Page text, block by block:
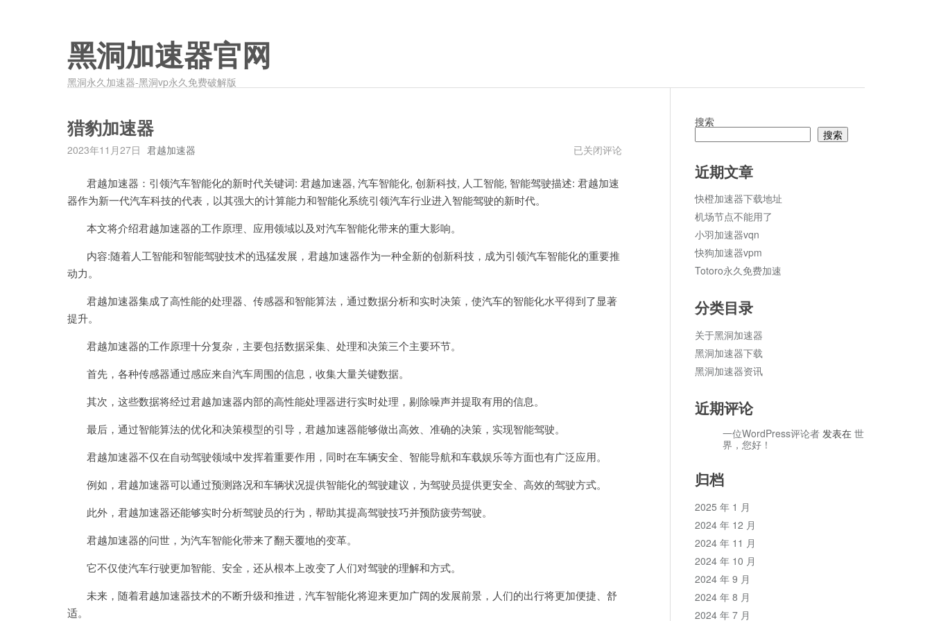
黑洞加速器官网
黑洞永久加速器-黑洞vp永久免费破解版
猎豹加速器
2023年11月27日 君越加速器
猎
速
已关闭评论
君越加速器：引领汽车智能化的新时代关键词: 君越加速器, 汽车智能化, 创新科技, 人工智能, 智能驾驶描述: 君越加速
器作为新一代汽车科技的代表，以其强大的计算能力和智能化系统引领汽车行业进入智能驾驶的新时代。
本文将介绍君越加速器的工作原理、应用领域以及对汽车智能化带来的重大影响。
内容:随着人工智能和智能驾驶技术的迅猛发展，君越加速器作为一种全新的创新科技，成为引领汽车智能化的重要推
动力。
君越加速器集成了高性能的处理器、传感器和智能算法，通过数据分析和实时决策，使汽车的智能化水平得到了显著
提升。
君越加速器的工作原理十分复杂，主要包括数据采集、处理和决策三个主要环节。
首先，各种传感器通过感应来自汽车周围的信息，收集大量关键数据。
其次，这些数据将经过君越加速器内部的高性能处理器进行实时处理，剔除噪声并提取有用的信息。
最后，通过智能算法的优化和决策模型的引导，君越加速器能够做出高效、准确的决策，实现智能驾驶。
君越加速器不仅在自动驾驶领域中发挥着重要作用，同时在车辆安全、智能导航和车载娱乐等方面也有广泛应用。
例如，君越加速器可以通过预测路况和车辆状况提供智能化的驾驶建议，为驾驶员提供更安全、高效的驾驶方式。
此外，君越加速器还能够实时分析驾驶员的行为，帮助其提高驾驶技巧并预防疲劳驾驶。
君越加速器的问世，为汽车智能化带来了翻天覆地的变革。
它不仅使汽车行驶更加智能、安全，还从根本上改变了人们对驾驶的理解和方式。
未来，随着君越加速器技术的不断升级和推进，汽车智能化将迎来更加广阔的发展前景，人们的出行将更加便捷、舒
适。
搜索
搜索
近期文章
快橙加速器下载地址
机场节点不能用了
小羽加速器vqn
快狗加速器vpm
Totoro永久免费加速
分类目录
关于黑洞加速器
黑洞加速器下载
黑洞加速器资讯
近期评论
一位WordPress评论者 发表在 世
界，您好！
归档
2025 年 1 月
2024 年 12 月
2024 年 11 月
2024 年 10 月
2024 年 9 月
2024 年 8 月
2024 年 7 月